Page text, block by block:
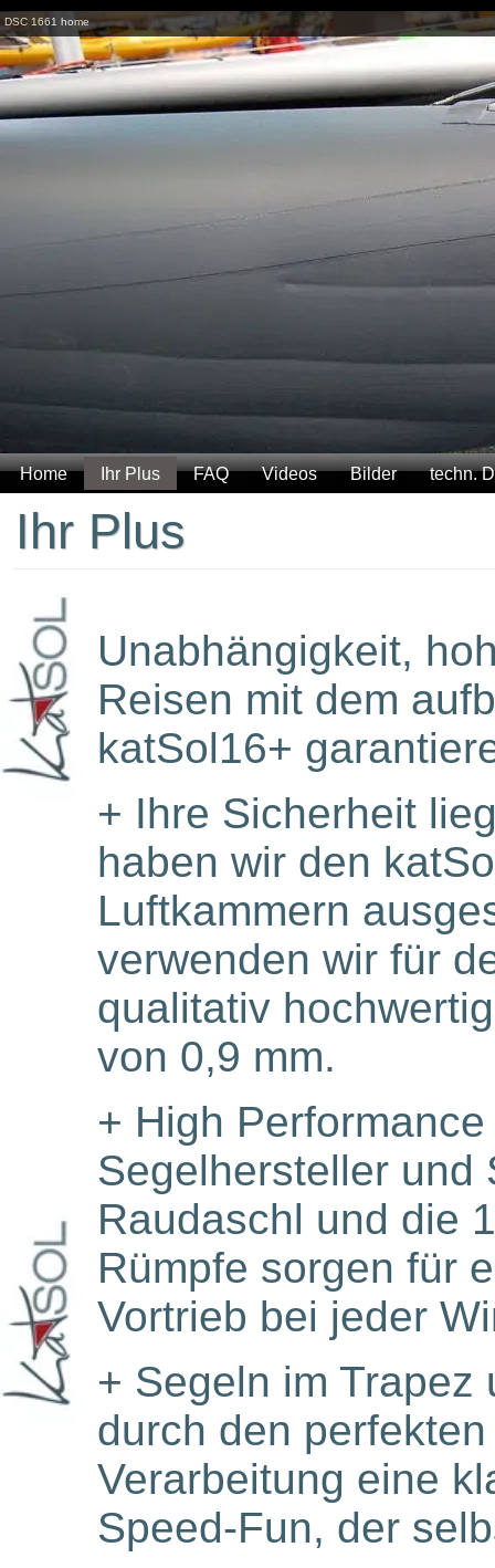
DSC 1661 home
Home Ihr Plus FAQ Videos Bilder techn.
Ihr Plus
Unabhängigkeit,
Reisen mit dem
katSol16+
+ Ihre Sicherheit
haben wir den
Luftkammern
verwenden wir für
qualitativ
von 0,9 mm.
+ High
Segelhersteller und
Raudaschl und die
Rümpfe sorgen für
Vortrieb bei jeder
+ Segeln im Trapez
durch den
Verarbeitung eine
Speed-Fun, der